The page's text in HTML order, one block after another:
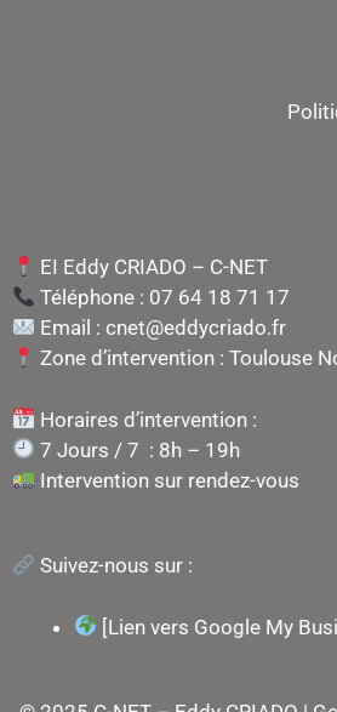
EI Eddy CRIADO – C-NET
Téléphone : 07 64 18 71 17
Email : cnet@eddycriado.fr
Zone d’intervention : Toulouse
Horaires d’intervention :
7 Jours / 7 : 8h – 19h
Intervention sur rendez-vous
Suivez-nous sur :
[Lien vers Google My